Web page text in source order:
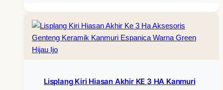
Lisplang Kiri Hiasan Akhir KE 3 HA Kanmuri